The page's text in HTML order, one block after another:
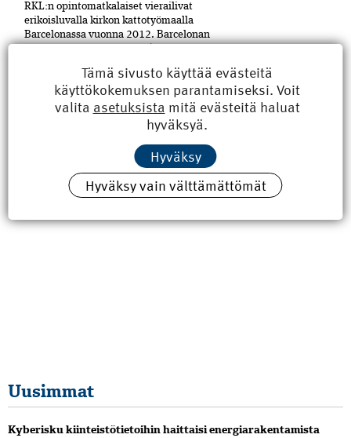
RKL:n opintomatkalaiset vierailivat
erikoisluvalla kirkon kattotyömaalla
Barcelonassa vuonna 2012. Barcelonan
vuoden työn jälkeen. Keskustornin huipulle
nostettiin helmikuun lopulla viimeinen pala
17 metriä...
Uusimmat
Kyberisku kiinteistötietoihin haittaisi energiarakentamista
Tämä sivusto käyttää evästeitä
käyttökokemuksen parantamiseksi. Voit
valita asetuksista mitä evästeitä haluat
hyväksyä.
Hyväksy
Hyväksy vain välttämättömät